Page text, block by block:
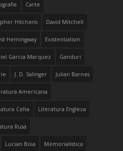
Carte
Hitchens David Mitchell
Hemingway Existentialism
Garcia Marquez Ganduri
J. D. Salinger Julian Barnes
Americana
Ceha Literatura Engleza
Rusa
Lucian Boia Memorialistica